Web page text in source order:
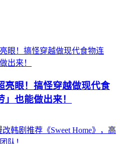
亮眼！搞怪穿越做现代食
也能做出来！